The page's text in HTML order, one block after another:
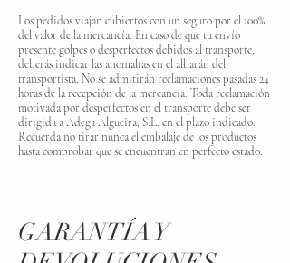
Los pedidos viajan cubiertos con un seguro por el 100%
del valor de la mercancía. En caso de que tu envío
presente golpes o desperfectos debidos al transporte,
deberás indicar las anomalías en el albarán del
transportista. No se admitirán reclamaciones pasadas 24
horas de la recepción de la mercancía. Toda reclamación
motivada por desperfectos en el transporte debe ser
dirigida a Adega Algueira, S.L. en el plazo indicado.
Recuerda no tirar nunca el embalaje de los productos
hasta comprobar que se encuentran en perfecto estado.
GARANTÍA Y